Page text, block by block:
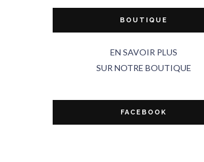
BOUTIQUE
EN SAVOIR PLUS
SUR NOTRE BOUTIQUE
FACEBOOK